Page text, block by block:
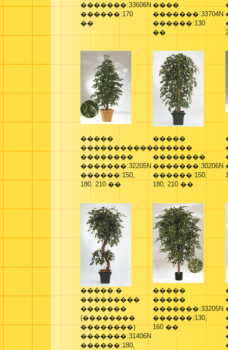
�������:33606N
������:170
��
����
�������:33704N
������:130
��
�����
�����������
��������
�������:32205N
������:150,
180, 210 ��
�����
������
��������
�������:30206N
������:150,
180, 210 ��
����� �
���������
�������
(��������
��������)
�������:31406N
������:180,
�����
�����
�������:33205N
������:130,
160 ��